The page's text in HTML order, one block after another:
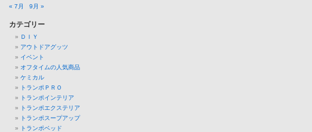
« 7月
9月 »
カテゴリー
ＤＩＹ
アウトドアグッツ
イベント
オフタイムの人気商品
ケミカル
トランポＰＲＯ
トランポインテリア
トランポエクステリア
トランポスープアップ
トランポベッド